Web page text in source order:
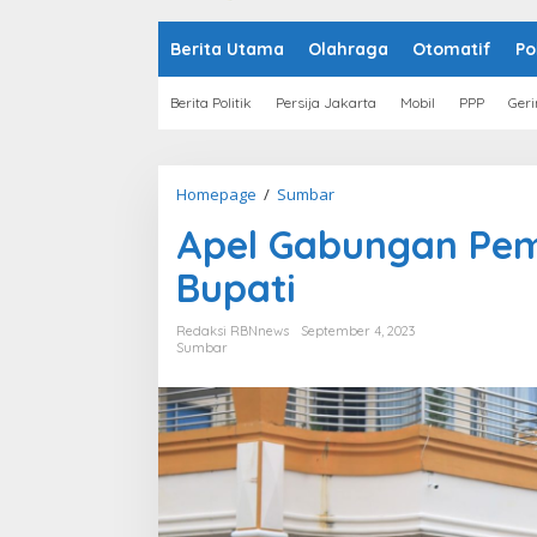
Berita Utama Olahraga Otomatif
Berita Politik Persija Jakarta Mobil PPP
Homepage / Sumbar
e
l
g
a
n
P
e
k
Apel Gabungan
Bupati
Redaksi RBNnews
September 4, 2023
Sumbar